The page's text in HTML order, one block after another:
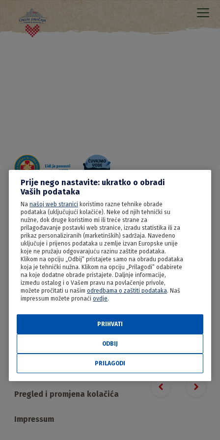
13.06.2022
Domaći sirup od bazge
Previous slide
Next
Pregled i promjena kolačića
Impressum
Prije nego nastavite: ukratko o obradi
Vaših podataka
Na našoj web stranici koristimo razne tehnike obrade
podataka (uključujući kolačiće). Neke od njih tehnički su
nužne, dok druge koristimo mi ili treće strane za
prilagođavanje postavki web stranice, izradu statistika ili za
prikaz personaliziranih (marketinških) sadržaja. Navedeno
uključuje i prijenos podataka u zemlje izvan Europske unije
koje ne pružaju odgovarajuću razinu zaštite podataka.
Klikom na opciju „Odbij“ pristajete samo na obradu podataka
koja je tehnički nužna. Klikom na opciju „Prilagodi“ odabirete
na koje dodatne obrade pristajete. Daljnje informacije,
između ostalog i o Vašem pravu na povlačenje privole,
možete pročitati u našim odredbama o zaštiti podataka. Naš
impressum možete pronaći ovdje.
ODBIJ
PRIHVATI
PRILAGODI